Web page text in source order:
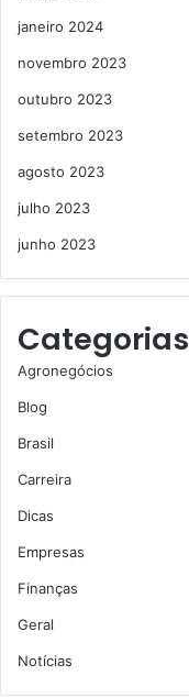
janeiro 2024
novembro 2023
outubro 2023
setembro 2023
agosto 2023
julho 2023
junho 2023
Categorias
Agronegócios
Blog
Brasil
Carreira
Dicas
Empresas
Finanças
Geral
Notícias